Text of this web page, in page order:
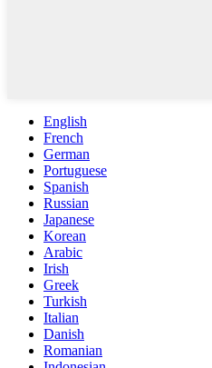
English
French
German
Portuguese
Spanish
Russian
Japanese
Korean
Arabic
Irish
Greek
Turkish
Italian
Danish
Romanian